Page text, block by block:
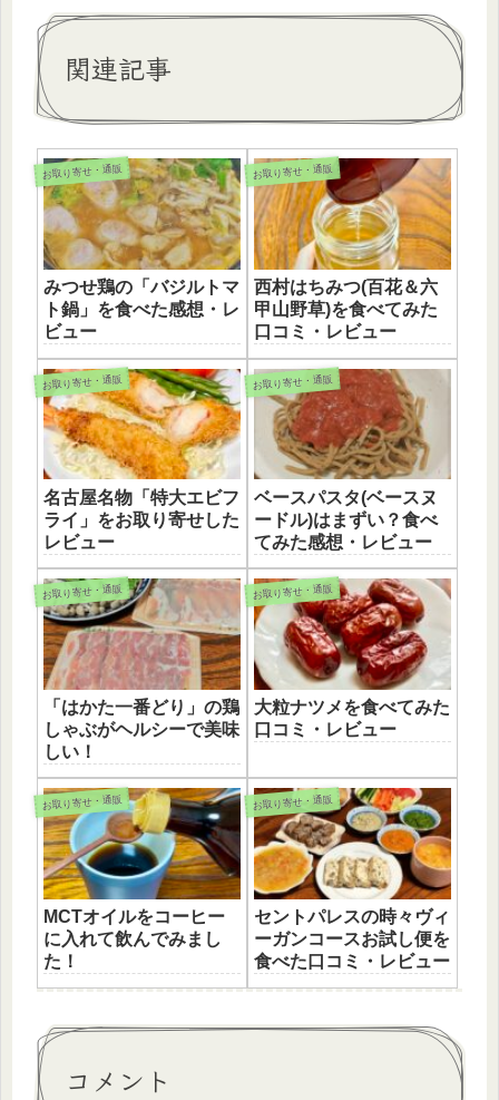
関連記事
お取り寄せ・通販
みつせ鶏の「バジルトマ
ト鍋」を食べた感想・レ
ビュー
お取り寄せ・通販
西村はちみつ(百花＆六
甲山野草)を食べてみた
口コミ・レビュー
お取り寄せ・通販
名古屋名物「特大エビフ
ライ」をお取り寄せした
レビュー
お取り寄せ・通販
ベースパスタ(ベースヌ
ードル)はまずい？食べ
てみた感想・レビュー
お取り寄せ・通販
「はかた一番どり」の鶏
しゃぶがヘルシーで美味
しい！
お取り寄せ・通販
大粒ナツメを食べてみた
口コミ・レビュー
お取り寄せ・通販
MCTオイルをコーヒー
に入れて飲んでみまし
た！
お取り寄せ・通販
セントパレスの時々ヴィ
ーガンコースお試し便を
食べた口コミ・レビュー
コメント